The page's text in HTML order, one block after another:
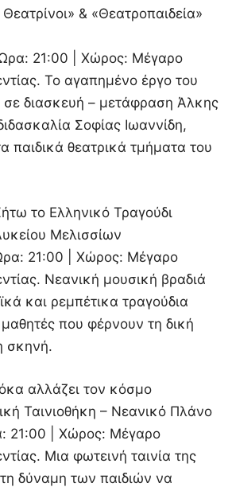
& «Θεατροπαιδεία»
21:00 | Χώρος: Μέγαρο
Το αγαπημένο έργο του
σε διασκευή – μετάφραση Άλκης
Σοφίας Ιωαννίδη,
παιδικά θεατρικά τμήματα του
το Ελληνικό Τραγούδι
Μελισσίων
21:00 | Χώρος: Μέγαρο
Νεανική μουσική βραδιά
και ρεμπέτικα τραγούδια
που φέρνουν τη δική
σκηνή.
αλλάζει τον κόσμο
Ταινιοθήκη – Νεανικό Πλάνο
21:00 | Χώρος: Μέγαρο
Μια φωτεινή ταινία της
δύναμη των παιδιών να